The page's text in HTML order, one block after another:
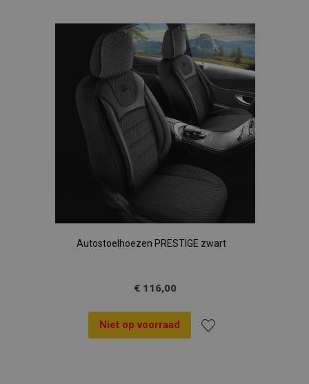
aan
verlanglijst
Autostoelhoezen PRESTIGE zwart
€ 116,00
Niet op voorraad